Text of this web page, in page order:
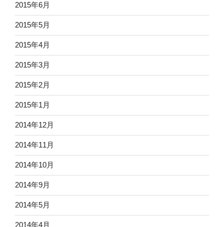
2015年6月
2015年5月
2015年4月
2015年3月
2015年2月
2015年1月
2014年12月
2014年11月
2014年10月
2014年9月
2014年5月
2014年4月